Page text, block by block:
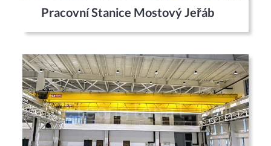
Pracovní Stanice Mostový Jeřáb